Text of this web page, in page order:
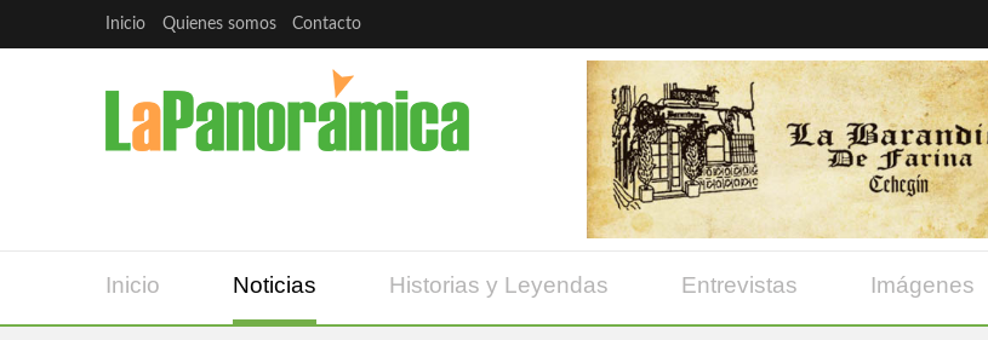
Inicio Quienes somos Contacto
Inicio Noticias Historias y Leyendas Entrevistas Imágenes